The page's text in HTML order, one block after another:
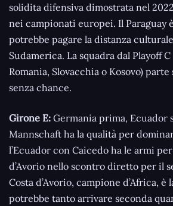
solidita difensiva dimostrata nel
nei campionati europei. Il Paraguay
potrebbe pagare la distanza
Sudamerica. La squadra dal Playoff
Romania, Slovacchia o Kosovo)
senza chance.
Girone E: Germania prima, Ecuador
Mannschaft ha la qualità per
l’Ecuador con Caicedo ha le armi
d’Avorio nello scontro diretto per il
Costa d’Avorio, campione d’Africa,
potrebbe tanto arrivare seconda